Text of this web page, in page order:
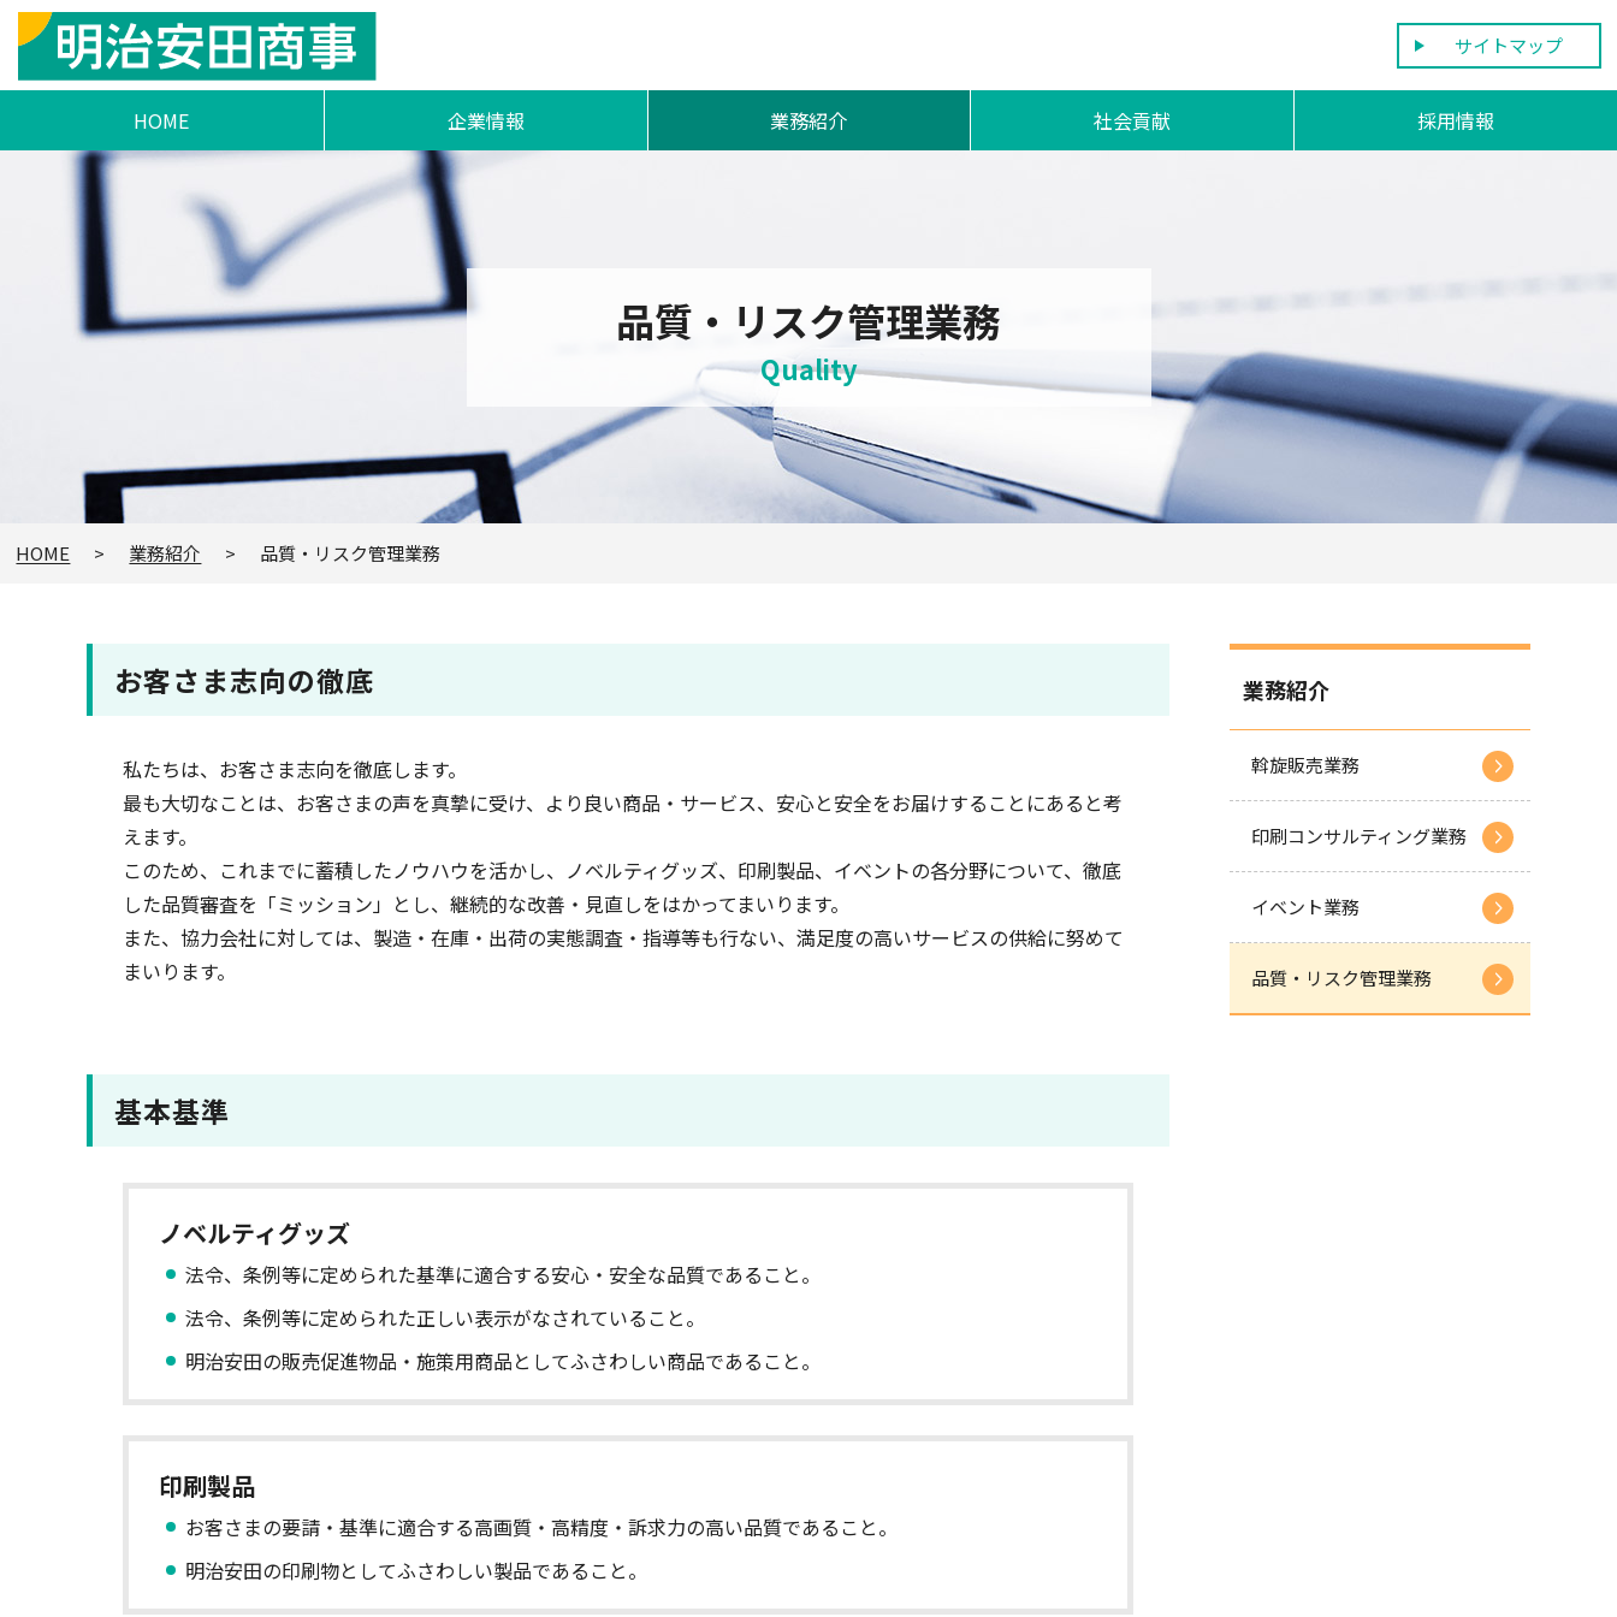
サイトマップ
HOME
企業情報
ご挨拶
明治安田商事フィロソフィー
事業活動とSDGs
業務紹介
斡旋販売業務
品質・リスク管理業務
社会貢献 採用情報
品質・リスク管理業務
Quality
HOME 業務紹介 品質・リスク管理業務
お客さま志向の徹底
私たちは、お客さま志向を徹底します。
最も大切なことは、お客さまの声を真摯に受け、より良い商品・サービス、安心と安全をお届けすることにあると考
えます。
このため、これまでに蓄積したノウハウを活かし、ノベルティグッズ、印刷製品、イベントの各分野について、徹底
した品質審査を「ミッション」とし、継続的な改善・見直しをはかってまいります。
また、協力会社に対しては、製造・在庫・出荷の実態調査・指導等も行ない、満足度の高いサービスの供給に努めて
まいります。
基本基準
ノベルティグッズ
法令、条例等に定められた基準に適合する安心・安全な品質であること。
法令、条例等に定められた正しい表示がなされていること。
明治安田の販売促進物品・施策用商品としてふさわしい商品であること。
印刷製品
お客さまの要請・基準に適合する高画質・高精度・訴求力の高い品質であること。
明治安田の印刷物としてふさわしい製品であること。
業務紹介
斡旋販売業務
印刷コンサルティング業務
イベント業務
品質・リスク管理業務